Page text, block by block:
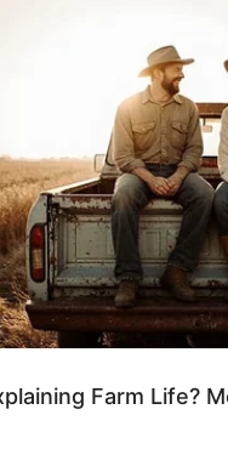
jaki film warto
przez krytyków i widzów
za darmo w
? Jeden z
Łukasza Palkowskiego
transplantologii –
jakReliga, z ogromną
leczenia serca, w tym
jednak usłana różami –
Farm Life?